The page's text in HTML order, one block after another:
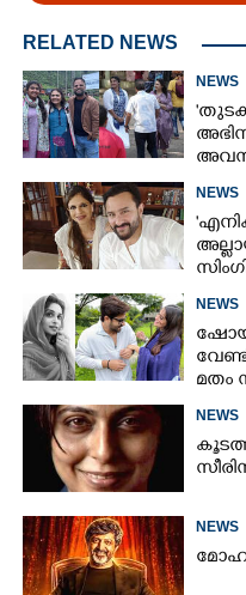
RELATED NEWS
NEWS
NEWS
സബ
NEWS
മതം
NEWS
NEWS